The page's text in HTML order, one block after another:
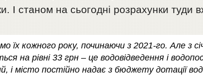
І станом на сьогодні розрахунки туди
їх кожного року, починаючи з 2021-го. Але з
на рівні 33 грн – це водовідведення і
і місто постійно надає з бюджету дотації